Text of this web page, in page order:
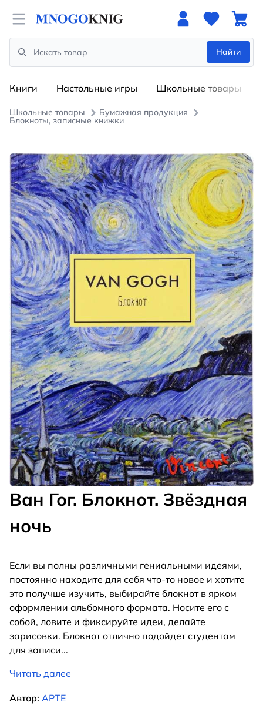
Open menu
Search
Найти
Книги Настольные игры Школьные товары
Школьные товары Бумажная продукция
Блокноты, записные книжки
Ван Гог. Блокнот. Звёздная
ночь
Если вы полны различными гениальными идеями,
постоянно находите для себя что-то новое и хотите
это получше изучить, выбирайте блокнот в ярком
оформлении альбомного формата. Носите его с
собой, ловите и фиксируйте идеи, делайте
зарисовки. Блокнот отлично подойдет студентам
для записи...
Читать далее
Автор: АРТЕ